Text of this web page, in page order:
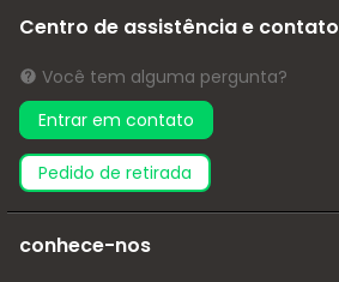
Centro de assistência e contato
Você tem alguma pergunta?
Entrar em contato
pedido de retirada
conhece-nos